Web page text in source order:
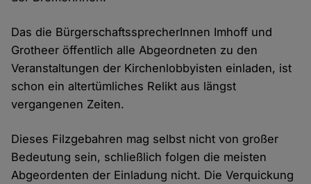
Das die BürgerschaftssprecherInnen Imhoff und
Grotheer öffentlich alle Abgeordneten zu den
Veranstaltungen der Kirchenlobbyisten einladen, ist
schon ein altertümliches Relikt aus längst
vergangenen Zeiten.
Dieses Filzgebahren mag selbst nicht von großer
Bedeutung sein, schließlich folgen die meisten
Abgeordenten der Einladung nicht. Die Verquickung